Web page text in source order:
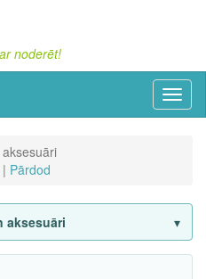
noderēt!
| Pārdod
aksesuāri